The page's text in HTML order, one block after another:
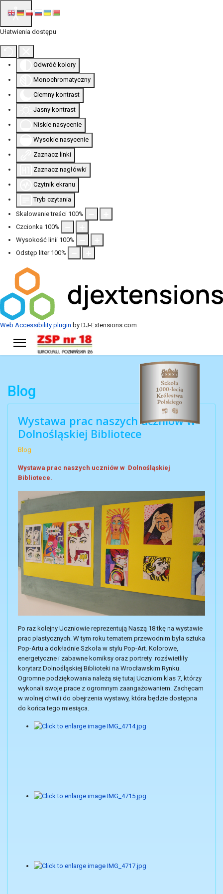
Ułatwienia dostępu
Odwróć kolory
Monochromatyczny
Ciemny kontrast
Jasny kontrast
Niskie nasycenie
Wysokie nasycenie
Zaznacz linki
Zaznacz nagłówki
Czytnik ekranu
Tryb czytania
Skalowanie treści 100%
Czcionka 100%
Wysokość linii 100%
Odstęp liter 100%
Web Accessibility plugin by DJ-Extensions.com
Blog
Wystawa prac naszych uczniów w
Dolnośląskiej Bibliotece
Blog
Wystawa prac naszych uczniów w Dolnośląskiej
Bibliotece.
Po raz kolejny Uczniowie reprezentują Naszą 18 tkę na wystawie
prac plastycznych. W tym roku tematem przewodnim była sztuka
Pop-Artu a dokładnie Szkoła w stylu Pop-Art. Kolorowe,
energetyczne i zabawne komiksy oraz portrety rozświetliły
korytarz Dolnośląskiej Biblioteki na Wrocławskim Rynku.
Ogromne podziękowania należą się tutaj Uczniom klas 7, którzy
wykonali swoje prace z ogromnym zaangażowaniem. Zachęcam
w wolnej chwili do obejrzenia wystawy, która będzie dostępna
do końca tego miesiąca.